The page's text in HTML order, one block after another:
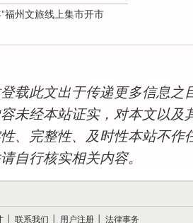
福州文旅线上集市开市
载此文出于传递更多信息之
未经本站证实，对本文以及
、完整性、及时性本站不作
自行核实相关内容。
联系我们 用户注册
法律事务